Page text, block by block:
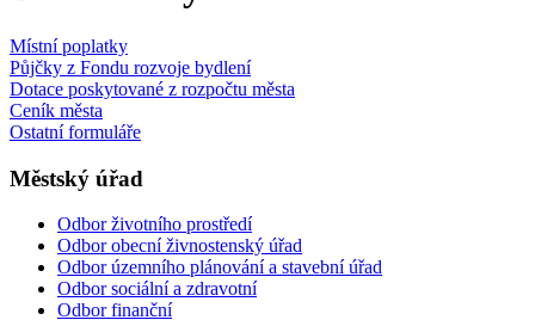
Místní poplatky
Půjčky z Fondu rozvoje bydlení
Dotace poskytované z rozpočtu města
Ceník města
Ostatní formuláře
Městský úřad
Odbor životního prostředí
Odbor obecní živnostenský úřad
Odbor územního plánování a stavební úřad
Odbor sociální a zdravotní
Odbor finanční